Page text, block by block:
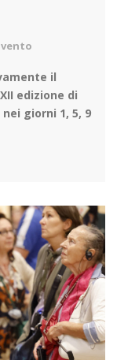
il
edizione di
giorni 1, 5, 9